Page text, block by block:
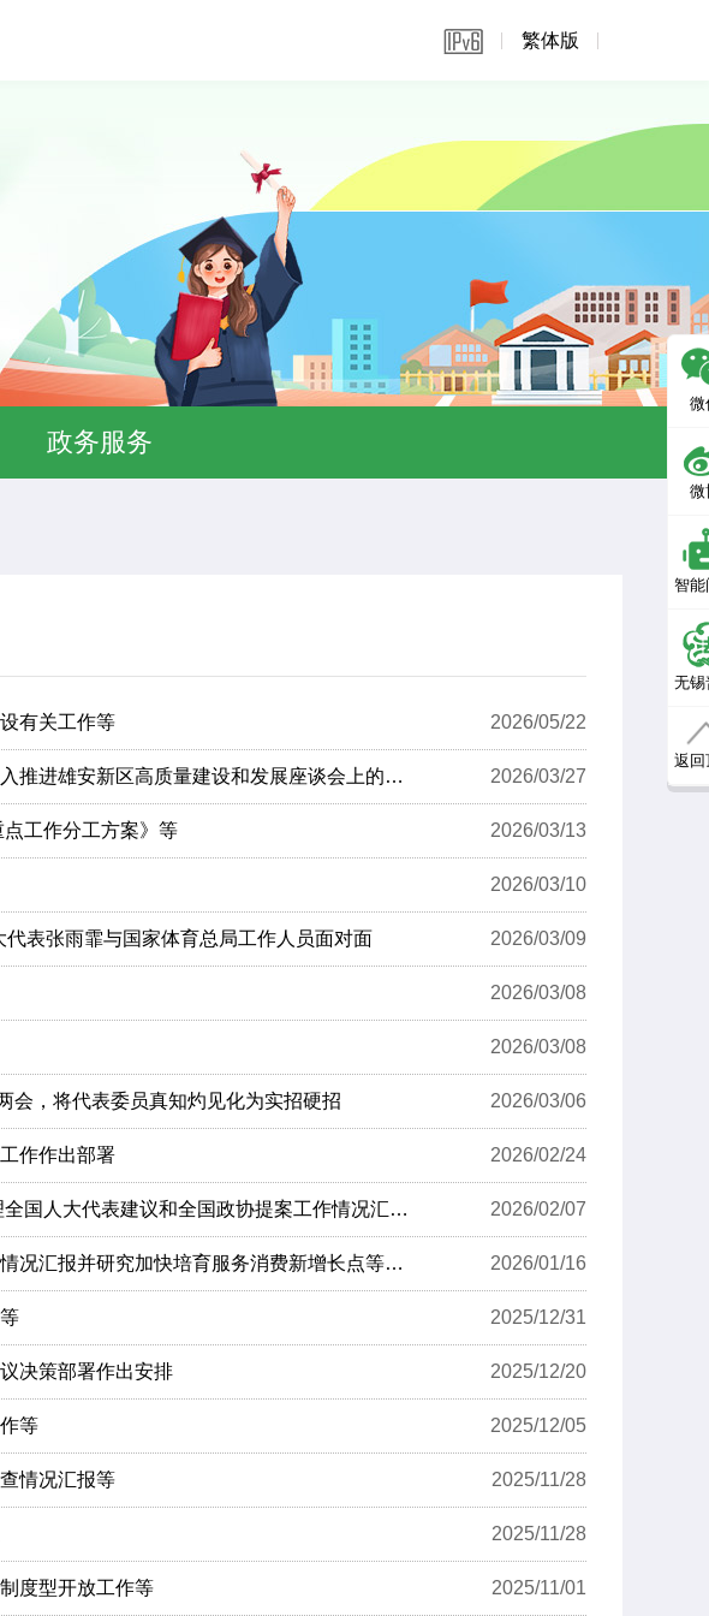
繁体版
政务服务
有关工作等 2026/05/22
李强主持召开国务院常务会议 学习贯彻习近平总书记在深入推进雄安新区高质量建设和发展座谈会上的重要讲话精神 2026/03/27
工作分工方案》等 2026/03/13
2026/03/10
表张雨霏与国家体育总局工作人员面对面 2026/03/09
2026/03/08
2026/03/08
会，将代表委员真知灼见化为实招硬招 2026/03/06
作作出部署 2026/02/24
李强主持召开国务院常务会议 听取2025年国务院部门办理全国人大代表建议和全国政协提案工作情况汇报等 2026/02/07
李强主持召开国务院常务会议 听取提振消费专项行动进展情况汇报并研究加快培育服务消费新增长点等促消费举措等 2026/01/16
2025/12/31
决策部署作出安排 2025/12/20
等 2025/12/05
情况汇报等 2025/11/28
2025/11/28
度型开放工作等 2025/11/01
微
微
智能
无锡
返回